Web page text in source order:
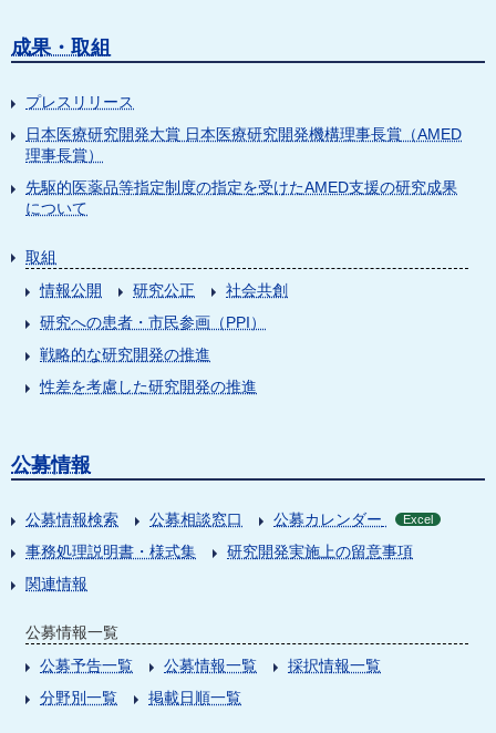
成果・取組
プレスリリース
日本医療研究開発大賞 日本医療研究開発機構理事長賞（AMED
理事長賞）
先駆的医薬品等指定制度の指定を受けたAMED支援の研究成果
について
取組
情報公開
研究公正
社会共創
研究への患者・市民参画（PPI）
戦略的な研究開発の推進
性差を考慮した研究開発の推進
公募情報
公募情報検索 公募相談窓口 公募カレンダー Excel
事務処理説明書・様式集
研究開発実施上の留意事項
関連情報
公募情報一覧
公募予告一覧
公募情報一覧
採択情報一覧
分野別一覧
掲載日順一覧